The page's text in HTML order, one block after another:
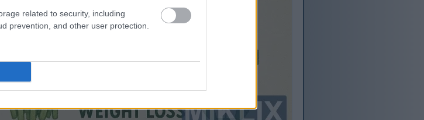
related to security, including
prevention, and other user protection.